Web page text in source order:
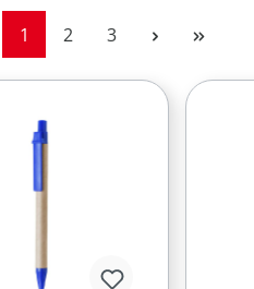
Seite
1 Seite
2 Seite
3